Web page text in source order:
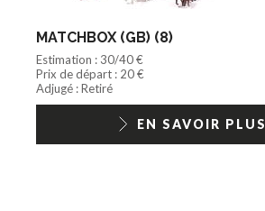
MATCHBOX (GB) (8)
Estimation : 30/40 €
Prix de départ : 20 €
Adjugé : Retiré
EN SAVOIR PLUS